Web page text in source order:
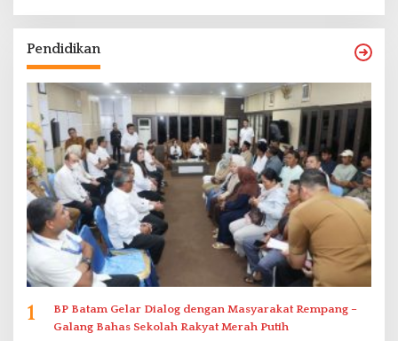
Pendidikan
1
BP Batam Gelar Dialog dengan Masyarakat Rempang –
Galang Bahas Sekolah Rakyat Merah Putih